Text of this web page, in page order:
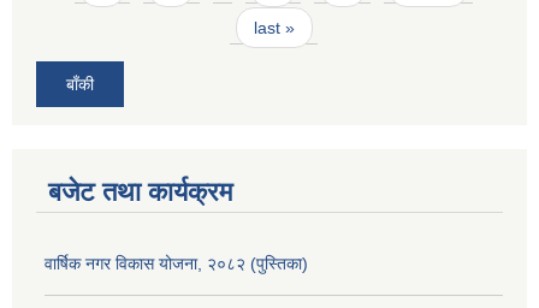
last »
बाँकी
बजेट तथा कार्यक्रम
वार्षिक नगर विकास योजना, २०८२ (पुस्तिका)